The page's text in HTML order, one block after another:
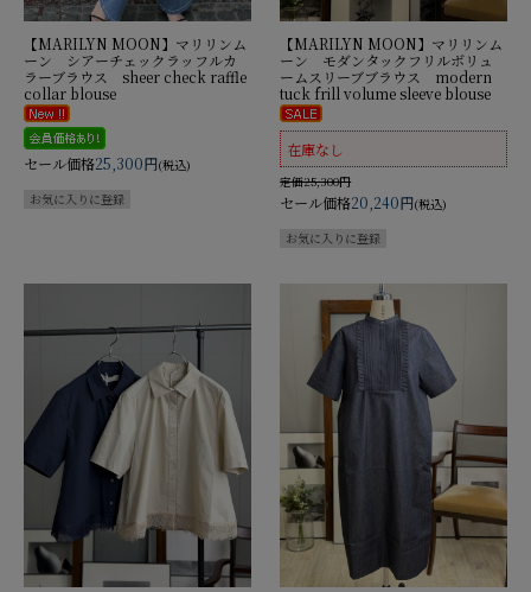
【MARILYN MOON】マリリンム
ーン シアーチェックラッフルカ
ラーブラウス sheer check raffle
collar blouse
セール価格25,300円(税込)
【MARILYN MOON】マリリンム
ーン モダンタックフリルボリュ
ームスリーブブラウス modern
tuck frill volume sleeve blouse
在庫なし
定価25,300円
セール価格20,240円(税込)